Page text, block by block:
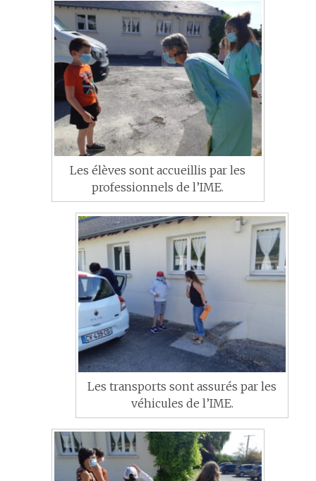
Les élèves sont accueillis par les
professionnels de l’IME.
Les transports sont assurés par les
véhicules de l’IME.